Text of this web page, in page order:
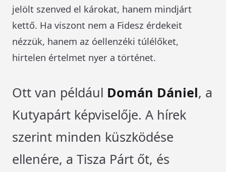
jelölt szenved el károkat, hanem mindjárt
kettő. Ha viszont nem a Fidesz érdekeit
nézzük, hanem az óellenzéki túlélőket,
hirtelen értelmet nyer a történet.
Ott van például Domán Dániel, a
Kutyapárt képviselője. A hírek
szerint minden küszködése
ellenére, a Tisza Párt őt, és